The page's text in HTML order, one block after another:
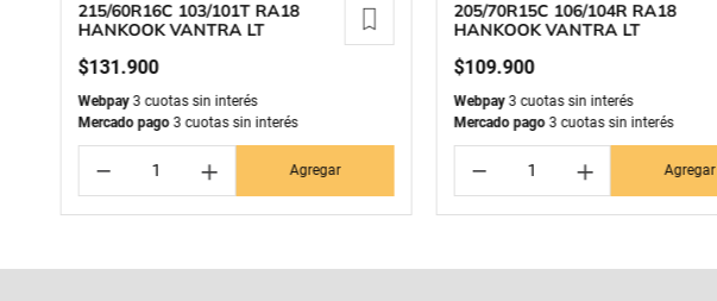
215/60R16C 103/101T RA18
HANKOOK VANTRA LT
$131.900
Webpay3 cuotas sin interés
Mercado pago3 cuotas sin interés
＋
－ Agregar
205/70R15C 106/104R RA18
HANKOOK VANTRA LT
$109.900
Webpay3 cuotas sin interés
Mercado pago3 cuotas sin interés
＋
－ Agregar